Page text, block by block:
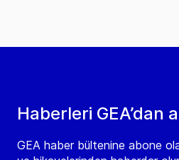
Haberleri GEA’dan
GEA haber bültenine abone